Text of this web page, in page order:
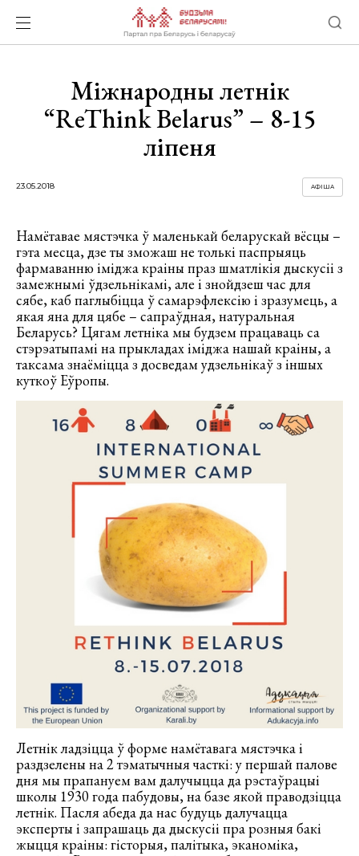
Міжнародны летнік
“ReThink Belarus” – 8-15
ліпеня
23.05.2018 АФІША
Намётавае мястэчка ў маленькай беларускай вёсцы –
гэта месца, дзе ты зможаш не толькі паспрыяць
фармаванню іміджа краіны праз шматлікія дыскусіі з
замежнымі ўдзельнікамі, але і знойдзеш час для
сябе, каб паглыбіцца ў самарэфлексію і зразумець, а
якая яна для цябе – сапраўдная, натуральная
Беларусь? Цягам летніка мы будзем працаваць са
стэрэатыпамі на прыкладах іміджа нашай краіны, а
таксама знаёміцца з досведам удзельнікаў з іншых
куткоў Еўропы.
Летнік ладзіцца ў форме намётавага мястэчка і
раздзелены на 2 тэматычныя часткі: у першай палове
дня мы прапануем вам далучыцца да рэстаўрацыі
школы 1930 года пабудовы, на базе якой праводзіцца
летнік. Пасля абеда да нас будуць далучацца
эксперты і запрашаць да дыскусіі пра розныя бакі
жыцця краіны: гісторыя, палітыка, эканоміка,